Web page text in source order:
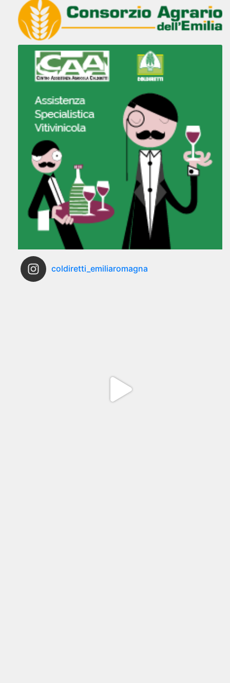
coldiretti_emiliaromagna